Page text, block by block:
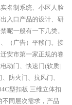
名制系统、小区人脸
入口产品的设计、研
呢一般有一下几类。
（广告）平移门。接
安市第一家正规的卷
动门、快速门(软质|
防火门、抗风门、
型扣板 三维立体扣
同层次需求，产品